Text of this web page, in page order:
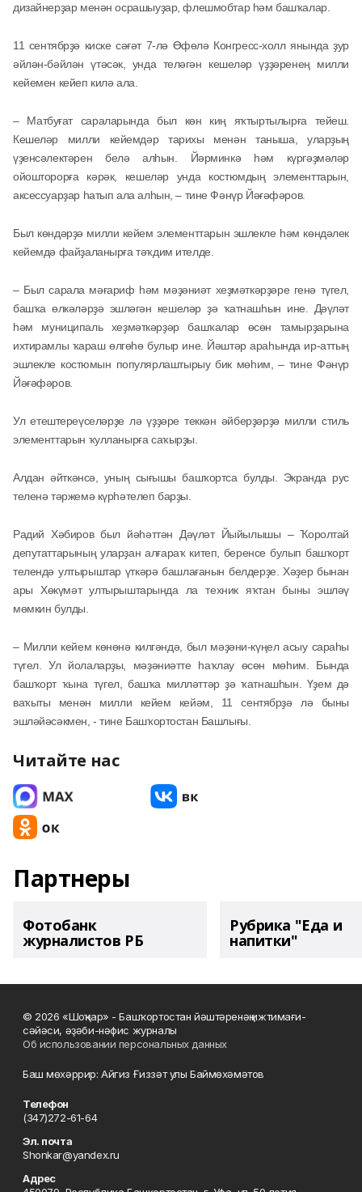
дизайнерҙар менән осрашыуҙар, флешмобтар һәм башҡалар.
11 сентябрҙә киске сәғәт 7-лә Өфөлә Конгресс-холл янында ҙур
әйлән-бәйлән үтәсәк, унда теләгән кешеләр үҙҙәренең милли
кейемен кейеп килә ала.
– Матбуғат сараларында был көн киң яҡтыртылырға тейеш.
Кешеләр милли кейемдәр тарихы менән таныша, уларҙың
үҙенсәлектәрен белә алһын. Йәрминкә һәм күргәҙмәләр
ойошторорға кәрәк, кешеләр унда костюмдың элементтарын,
аксессуарҙар һатып ала алһын, – тине Фәнүр Йәғәфәров.
Был көндәрҙә милли кейем элементтарын эшлекле һәм көндәлек
кейемдә файҙаланырға тәҡдим ителде.
– Был сарала мәғариф һәм мәҙәниәт хеҙмәткәрҙәре генә түгел,
башҡа өлкәләрҙә эшләгән кешеләр ҙә ҡатнашһын ине. Дәүләт
һәм муниципаль хеҙмәткәрҙәр башҡалар өсөн тамырҙарына
ихтирамлы ҡараш өлгөһө булыр ине. Йәштәр араһында ир-аттың
эшлекле костюмын популярлаштырыу бик мөһим, – тине Фәнүр
Йәғәфәров.
Ул етештереүселәрҙе лә үҙҙәре теккән әйберҙәрҙә милли стиль
элементтарын ҡулланырға саҡырҙы.
Алдан әйткәнсә, уның сығышы башҡортса булды. Экранда рус
теленә тәржемә күрһәтелеп барҙы.
Радий Хәбиров был йәһәттән Дәүләт Йыйылышы – Ҡоролтай
депутаттарының уларҙан алғараҡ китеп, беренсе булып башҡорт
телендә ултырыштар үткәрә башлағанын белдерҙе. Хәҙер бынан
ары Хөкүмәт ултырыштарында ла техник яҡтан быны эшләү
мөмкин булды.
– Милли кейем көнөнә килгәндә, был мәҙәни-күңел асыу сараһы
түгел. Ул йолаларҙы, мәҙәниәтте һаҡлау өсөн мөһим. Бында
башҡорт ҡына түгел, башҡа милләттәр ҙә ҡатнашһын. Үҙем дә
ваҡыты менән милли кейем кейәм, 11 сентябрҙә лә быны
эшләйәсәкмен, - тине Башҡортостан Башлығы.
Читайте нас
Партнеры
Фотобанк
журналистов РБ
Рубрика "Еда и
напитки"
© 2026 «Шоңҡар» - Башҡортостан йәштәренәң ижтимағи-
сәйәси, әҙәби-нәфис журналы
Об использовании персональных данных
Баш мөхәррир: Айгиз Ғиззәт улы Баймөхәмәтов
Телефон
(347)272-61-64
Эл. почта
Shonkar@yandex.ru
Адрес